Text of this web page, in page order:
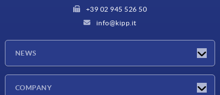
+39 02 945 526 50
info@kipp.it
NEWS
COMPANY